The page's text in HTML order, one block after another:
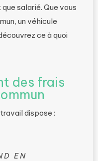
salarié. Que vous
un véhicule
ce à quoi
des frais
dispose :
EN